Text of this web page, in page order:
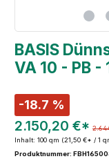
BASIS
VA 10 - PB -
-18.7 %
2.150,20 €*
Inhalt: 100 qm (21,50 €* / 1
Produktnummer: